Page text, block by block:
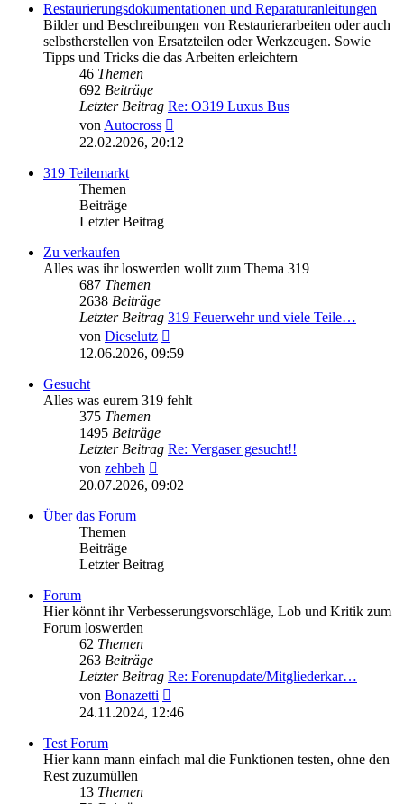
Restaurierungsdokumentationen und Reparaturanleitungen
Bilder und Beschreibungen von Restaurierarbeiten oder auch
selbstherstellen von Ersatzteilen oder Werkzeugen. Sowie
Tipps und Tricks die das Arbeiten erleichtern
46 Themen
692 Beiträge
Letzter Beitrag Re: O319 Luxus Bus
von Autocross
Beitrag
22.02.2026, 20:12
319 Teilemarkt
Themen
Beiträge
Letzter Beitrag
Zu verkaufen
Alles was ihr loswerden wollt zum Thema 319
687 Themen
2638 Beiträge
Letzter Beitrag 319 Feuerwehr und viele Teile…
von Dieselutz
Beitrag
12.06.2026, 09:59
Gesucht
Alles was eurem 319 fehlt
375 Themen
1495 Beiträge
Letzter Beitrag Re: Vergaser gesucht!!
von zehbeh
Beitrag
20.07.2026, 09:02
Über das Forum
Themen
Beiträge
Letzter Beitrag
Forum
Hier könnt ihr Verbesserungsvorschläge, Lob und Kritik zum
Forum loswerden
62 Themen
263 Beiträge
Letzter Beitrag Re: Forenupdate/Mitgliederkar…
von Bonazetti
Beitrag
24.11.2024, 12:46
Test Forum
Hier kann mann einfach mal die Funktionen testen, ohne den
Rest zuzumüllen
13 Themen